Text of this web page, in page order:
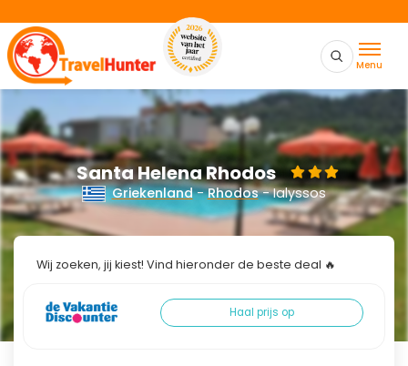
Menu
Santa Helena Rhodos
Griekenland-Rhodos- Ialyssos
Wij zoeken, jij kiest! Vind hieronder de beste deal 🔥
Haal prijs op